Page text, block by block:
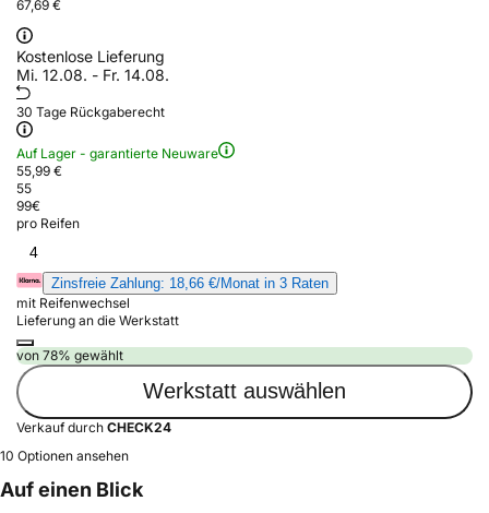
67,69 €
Kostenlose Lieferung
Mi. 12.08. - Fr. 14.08.
30 Tage Rückgaberecht
Auf Lager - garantierte Neuware
55,99 €
55
99€
pro Reifen
4
Zinsfreie Zahlung: 18,66 €/Monat in 3 Raten
mit Reifenwechsel
Lieferung an die Werkstatt
von 78% gewählt
Werkstatt auswählen
Verkauf durch CHECK24
10 Optionen ansehen
Auf einen Blick